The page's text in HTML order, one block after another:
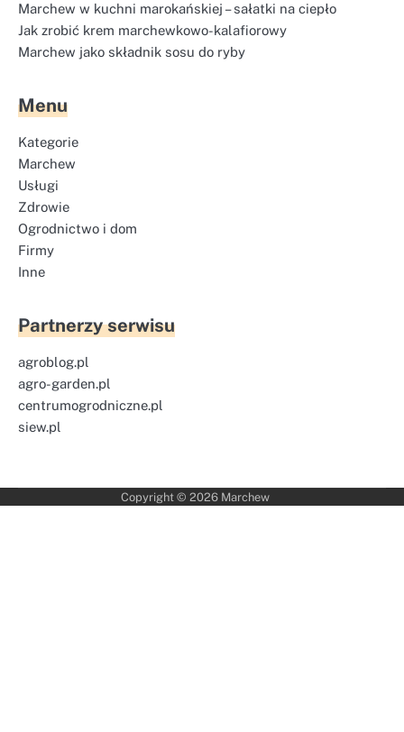
Marchew w kuchni marokańskiej – sałatki na ciepło
Jak zrobić krem marchewkowo-kalafiorowy
Marchew jako składnik sosu do ryby
Menu
Kategorie
Marchew
Usługi
Zdrowie
Ogrodnictwo i dom
Firmy
Inne
Partnerzy serwisu
agroblog.pl
agro-garden.pl
centrumogrodniczne.pl
siew.pl
Copyright © 2026 Marchew